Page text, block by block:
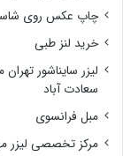
چاپ عکس روی
خرید لنز طبی
لیزر سایناشور
سعادت آباد
مبل فرانسوی
مرکز تخصصی لیزر